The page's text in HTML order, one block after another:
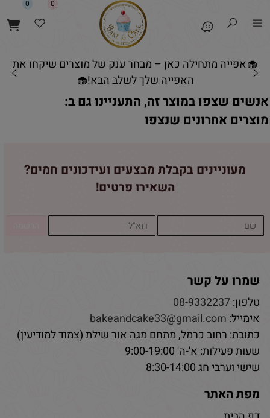
🧁אפייה מתחילה כאן – מבחר ענק של מוצרים שיקחו את
האפייה שלך לשלב הבא!🧁
0 0
אנשים שצפו במוצר זה, התעניינו גם ב:
מוצרים אחרונים שנצפו
מעוניינים בקבלת מבצעים ועידכונים חמים?
השאירו פרטים!
שמרו על קשר
טלפון:08-9332237
אימייל: bakeandcake33@gmail.com
כתובת: רחוב כרמל, מתחם מגה אור שילת (צמוד למודיעין)
שעות פעילות: א'-ה' 9:00-19:00
שישי וערבי חג 8:30-14:00
מפת האתר